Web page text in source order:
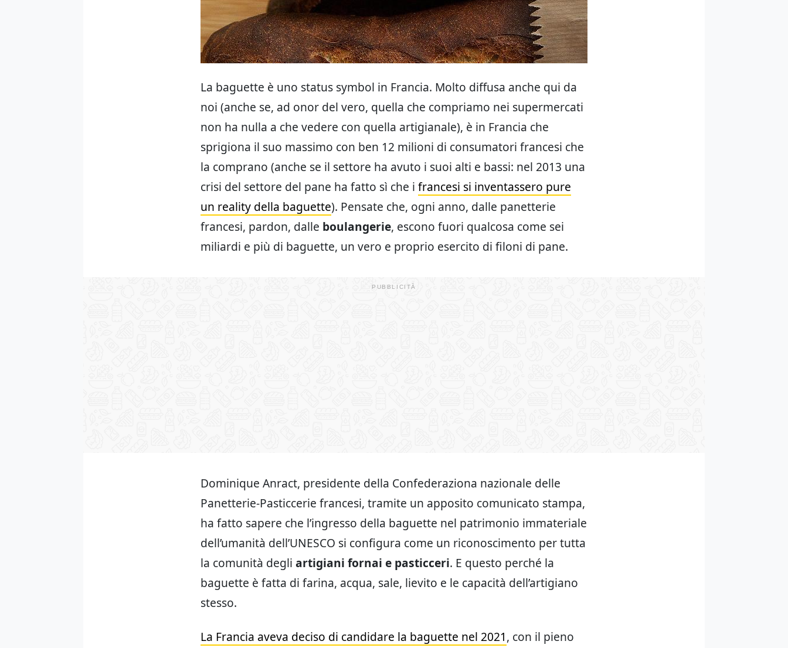
La baguette è uno status symbol in Francia. Molto diffusa anche qui da
noi (anche se, ad onor del vero, quella che compriamo nei supermercati
non ha nulla a che vedere con quella artigianale), è in Francia che
sprigiona il suo massimo con ben 12 milioni di consumatori francesi che
la comprano (anche se il settore ha avuto i suoi alti e bassi: nel 2013 una
crisi del settore del pane ha fatto sì che i francesi si inventassero pure
un reality della baguette). Pensate che, ogni anno, dalle panetterie
francesi, pardon, dalle boulangerie, escono fuori qualcosa come sei
miliardi e più di baguette, un vero e proprio esercito di filoni di pane.
Dominique Anract, presidente della Confederaziona nazionale delle
Panetterie-Pasticcerie francesi, tramite un apposito comunicato stampa,
ha fatto sapere che l’ingresso della baguette nel patrimonio immateriale
dell’umanità dell’UNESCO si configura come un riconoscimento per tutta
la comunità degli artigiani fornai e pasticceri. E questo perché la
baguette è fatta di farina, acqua, sale, lievito e le capacità dell’artigiano
stesso.
La Francia aveva deciso di candidare la baguette nel 2021, con il pieno